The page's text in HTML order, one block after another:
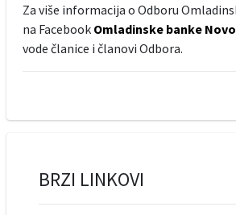
Za više informacija o Odboru
na Facebook Omladinske banke
vode članice i članovi Odbora.
BRZI LINKOVI